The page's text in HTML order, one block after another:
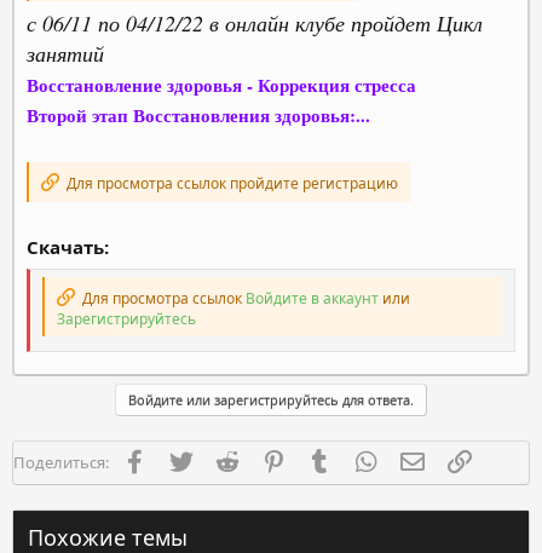
с 06/11 по 04/12/22 в онлайн клубе пройдет Цикл
занятий
Восстановление здоровья - Коррекция стресса
Второй этап Восстановления здоровья:...
Для просмотра ссылок пройдите регистрацию
Скачать:
Для просмотра ссылок Войдите в аккаунт или
Зарегистрируйтесь
Войдите или зарегистрируйтесь для ответа.
Поделиться: FacebookTwitter Reddit PinterestTumblr WhatsAppЭлектронная
Похожие темы